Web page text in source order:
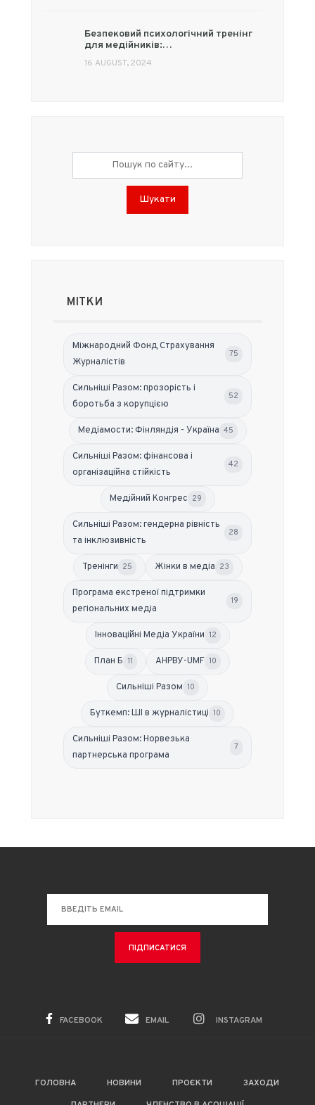
Безпековий психологічний тренінг
для медійників:…
16 AUGUST, 2024
Шукати
МІТКИ
Міжнародний Фонд Страхування
Журналістів
75
Сильніші Разом: прозорість і
боротьба з корупцією
52
Медіамости: Фінляндія - Україна 45
Сильніші Разом: фінансова і
організаційна стійкість
42
Медійний Конгрес 29
Сильніші Разом: гендерна рівність
та інклюзивність
28
Тренінги 25 Жінки в медіа 23
Програма екстреної підтримки
регіональних медіа
19
Інноваційні Медіа України 12
План Б 11 АНРВУ-UMF 10
Сильніші Разом 10
Буткемп: ШІ в журналістиці 10
Сильніші Разом: Норвезька
партнерська програма
7
FACEBOOK EMAIL INSTAGRAM
ГОЛОВНА НОВИНИ ПРОЄКТИ
ЗАХОДИ